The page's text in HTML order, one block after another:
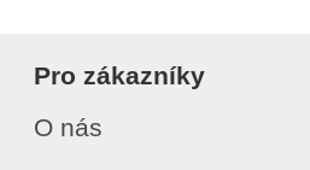
Pro zákazníky
O nás